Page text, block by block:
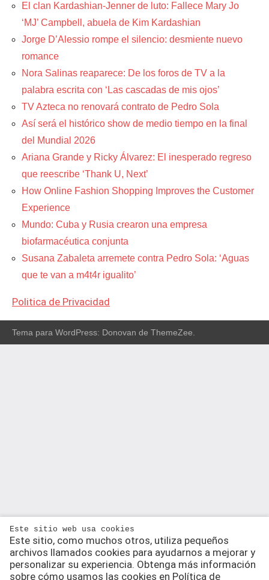
El clan Kardashian-Jenner de luto: Fallece Mary Jo
‘MJ’ Campbell, abuela de Kim Kardashian
Jorge D’Alessio rompe el silencio: desmiente nuevo
romance
Nora Salinas reaparece: De los foros de TV a la
palabra escrita con ‘Las cascadas de mis ojos’
TV Azteca no renovará contrato de Pedro Sola
Así será el histórico show de medio tiempo en la final
del Mundial 2026
Ariana Grande y Ricky Álvarez: El inesperado regreso
que reescribe ‘Thank U, Next’
How Online Fashion Shopping Improves the Customer
Experience
Mundo: Cuba y Rusia crearon una empresa
biofarmacéutica conjunta
Susana Zabaleta arremete contra Pedro Sola: ‘Aguas
que te van a m4t4r igualito’
Politica de Privacidad
Tema para WordPress: Donovan de ThemeZee.
Este sitio web usa cookies
Este sitio, como muchos otros, utiliza pequeños
archivos llamados cookies para ayudarnos a mejorar y
personalizar su experiencia. Obtenga más información
sobre cómo usamos las cookies en Política de